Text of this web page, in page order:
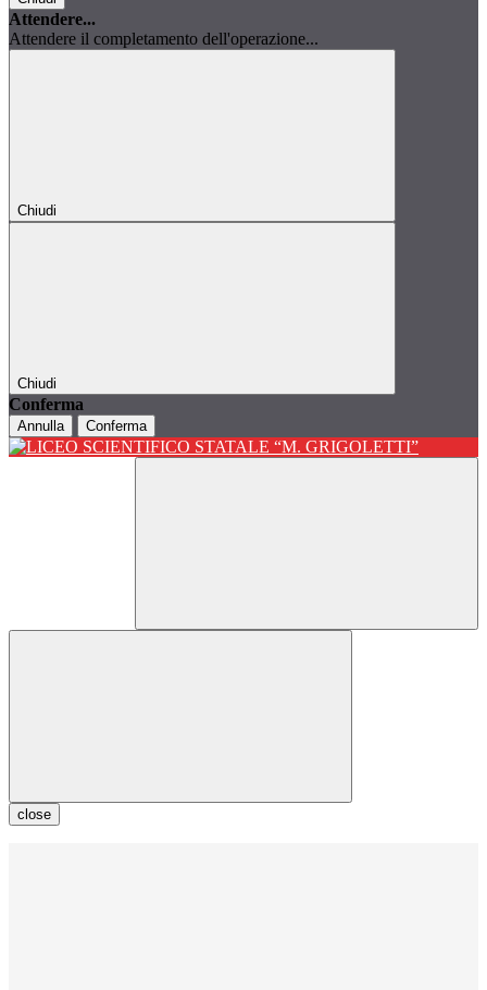
Attendere...
Attendere il completamento dell'operazione...
Chiudi
Chiudi
Conferma
Annulla Conferma
close